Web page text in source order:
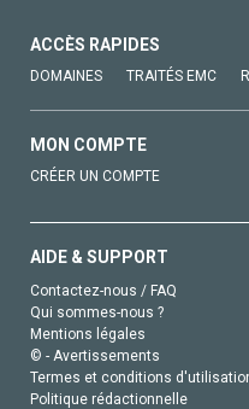
ACCÈS RAPIDES
DOMAINES TRAITÉS EMC
MON COMPTE
CRÉER UN COMPTE
AIDE & SUPPORT
Contactez-nous / FAQ
Qui sommes-nous ?
Mentions légales
© - Avertissements
Termes et conditions
Politique rédactionnelle